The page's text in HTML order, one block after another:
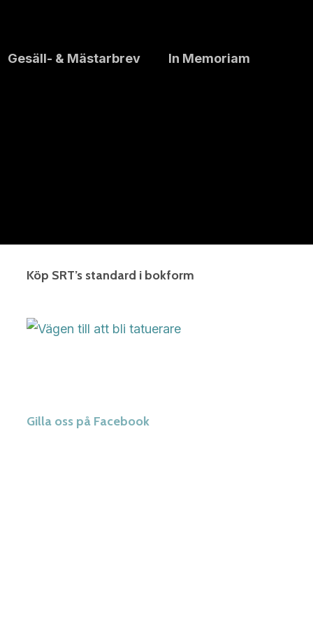
Gesäll- & Mästarbrev In Memoriam
Köp SRT’s standard i bokform
Gilla oss på Facebook